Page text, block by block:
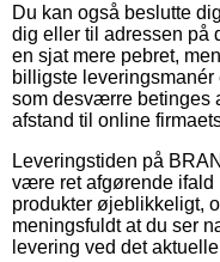
Du kan også beslutte
dig eller til adressen på
en sjat mere pebret,
billigste leveringsmanér
som desværre betinges
afstand til online
Leveringstiden på
være ret afgørende ifald
produkter øjeblikkeligt,
meningsfuldt at du ser
levering ved det